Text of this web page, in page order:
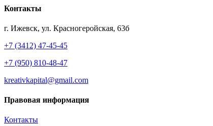
Контакты
г. Ижевск, ул. Красногеройская, 63б
+7 (3412) 47-45-45
+7 (950) 810-48-47
kreativkapital@gmail.com
Правовая информация
Контакты